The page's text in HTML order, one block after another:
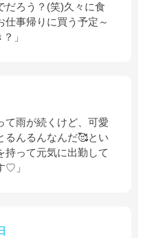
だろう？(笑)久々に食
仕事帰りに買う予定～
」
て雨が続くけど、可愛
るんるんなんだ🥰とい
持って元気に出勤して
♡」